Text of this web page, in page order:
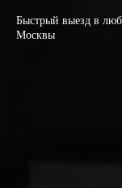
Быстрый выезд в
Москвы